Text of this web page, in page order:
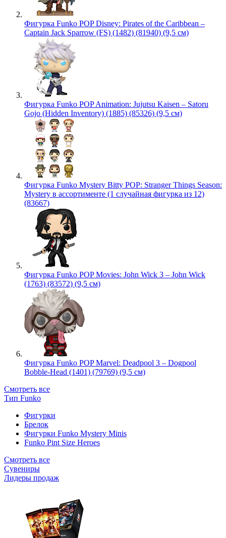
Фигурка Funko POP Disney: Pirates of the Caribbean –
Captain Jack Sparrow (FS) (1482) (81940) (9,5 см)
Фигурка Funko POP Animation: Jujutsu Kaisen – Satoru
Gojo (Hidden Inventory) (1885) (85326) (9,5 см)
Фигурка Funko Mystery Bitty POP: Stranger Things Season:
Mystery в ассортименте (1 случайная фигурка из 12)
(83667)
Фигурка Funko POP Movies: John Wick 3 – John Wick
(1763) (83572) (9,5 см)
Фигурка Funko POP Marvel: Deadpool 3 – Dogpool
Bobble-Head (1401) (79769) (9,5 см)
Смотреть все
Тип Funko
Фигурки
Брелок
Фигурки Funko Mystery Minis
Funko Pint Size Heroes
Смотреть все
Сувениры
Лидеры продаж